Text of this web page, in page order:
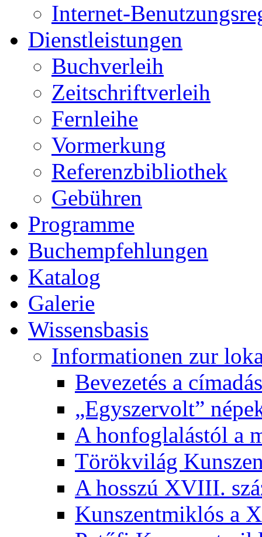
Internet-
Dienstleistungen
Buchverleih
Zeitschriftverleih
Fernleihe
Vormerkung
Referenzbibliothek
Gebühren
Programme
Buchempfehlungen
Katalog
Galerie
Wissensbasis
Informationen zur
Bevezetés a
„Egyszervolt”
A honfoglalástól a
Törökvilág
A hosszú XVIII.
Kunszentmiklós a